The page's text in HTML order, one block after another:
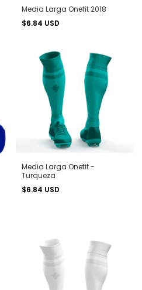
Media Larga Onefit 2018
$6.84 USD
Media Larga Onefit -
Turqueza
$6.84 USD